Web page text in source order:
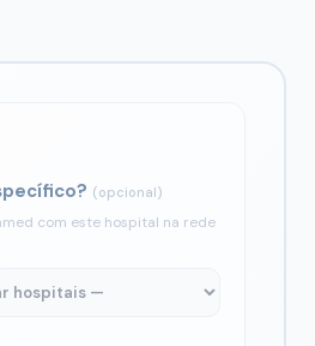
(opcional)
com este hospital na rede